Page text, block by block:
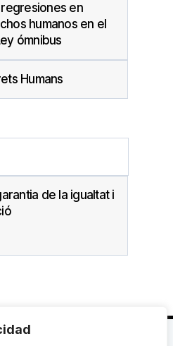
en
humanos en el
ómnibus
Humans
de la igualtat i